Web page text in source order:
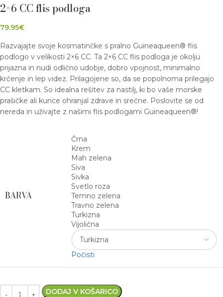
2×6 CC flis podloga
79.95€
Razvajajte svoje kosmatinčke s pralno Guineaqueen® flis
podlogo v velikosti 2×6 CC. Ta 2×6 CC flis podloga je okolju
prijazna in nudi odlično udobje, dobro vpojnost, minimalno
krčenje in lep videz. Prilagojene so, da se popolnoma prilegajo
CC kletkam. So idealna rešitev za nastilj, ki bo vaše morske
prašičke ali kunce ohranjal zdrave in srečne. Poslovite se od
nereda in uživajte z našimi flis podlogami Guineaqueen®!
BARVA
Črna
Krem
Mah zelena
Siva
Sivka
Svetlo roza
Temno zelena
Travno zelena
Turkizna
Vijolična
Počisti
DODAJ V KOŠARICO